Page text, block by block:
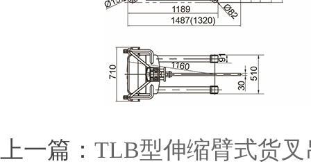
上一篇： TLB型伸缩臂式货